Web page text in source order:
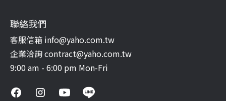
聯絡我們
客服信箱 info@yaho.com.tw
企業洽詢 contract@yaho.com.tw
9:00 am - 6:00 pm Mon-Fri